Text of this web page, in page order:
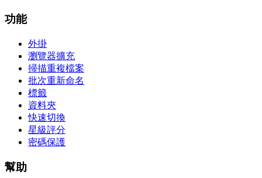
功能
外掛
瀏覽器擴充
掃描重複檔案
批次重新命名
標籤
資料夾
快速切換
星級評分
密碼保護
幫助